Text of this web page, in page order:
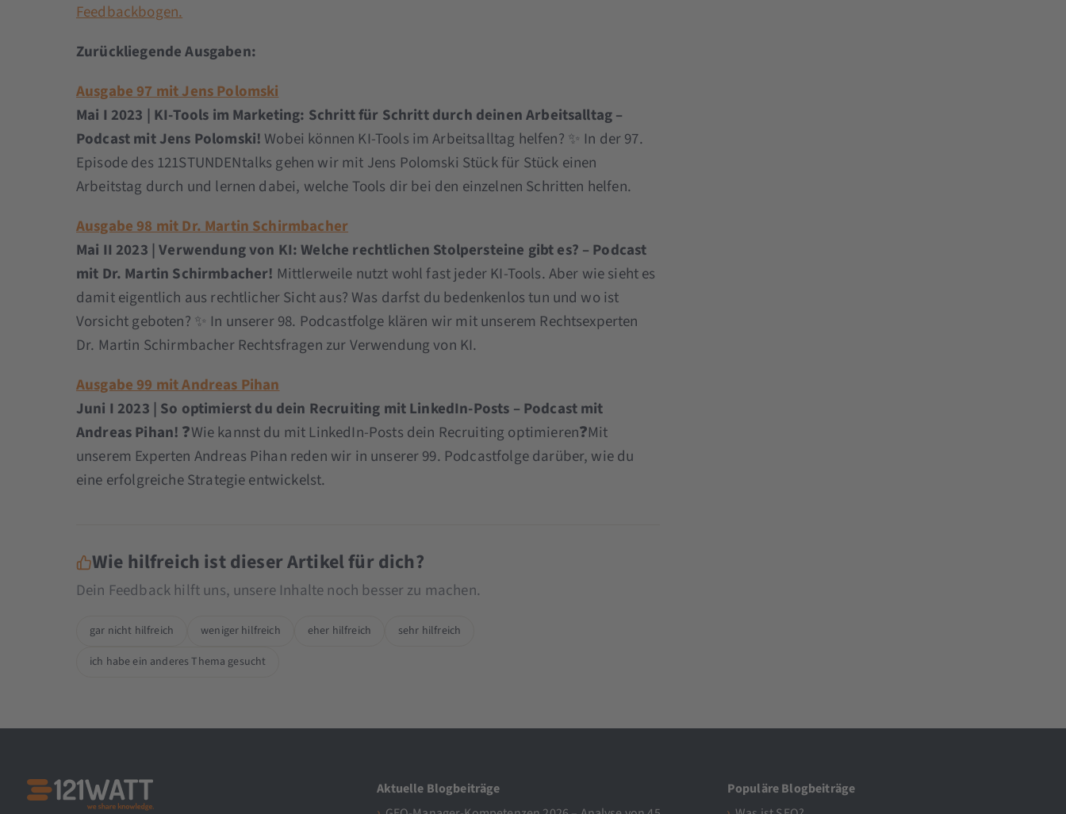
Feedbackbogen.
Zurückliegende Ausgaben:
Ausgabe 97 mit Jens Polomski
Mai I 2023 | KI-Tools im Marketing: Schritt für Schritt durch deinen Arbeitsalltag –
Podcast mit Jens Polomski!Wobei können KI-Tools im Arbeitsalltag helfen? ✨ In der 97.
Episode des 121STUNDENtalks gehen wir mit Jens Polomski Stück für Stück einen
Arbeitstag durch und lernen dabei, welche Tools dir bei den einzelnen Schritten helfen.
Ausgabe 98 mit Dr. Martin Schirmbacher
Mai II 2023 | Verwendung von KI: Welche rechtlichen Stolpersteine gibt es? – Podcast
mit Dr. Martin Schirmbacher! Mittlerweile nutzt wohl fast jeder KI-Tools. Aber wie sieht es
damit eigentlich aus rechtlicher Sicht aus? Was darfst du bedenkenlos tun und wo ist
Vorsicht geboten? ✨ In unserer 98. Podcastfolge klären wir mit unserem Rechtsexperten
Dr. Martin Schirmbacher Rechtsfragen zur Verwendung von KI.
Ausgabe 99 mit Andreas Pihan
Juni I 2023 | So optimierst du dein Recruiting mit LinkedIn-Posts – Podcast mit
Andreas Pihan! ❓Wie kannst du mit LinkedIn-Posts dein Recruiting optimieren❓Mit
unserem Experten Andreas Pihan reden wir in unserer 99. Podcastfolge darüber, wie du
eine erfolgreiche Strategie entwickelst.
Wie hilfreich ist dieser Artikel für dich?
Dein Feedback hilft uns, unsere Inhalte noch besser zu machen.
gar nicht hilfreich weniger hilfreich eher hilfreich
sehr hilfreich
ich habe ein anderes Thema gesucht
Aktuelle Blogbeiträge
Populäre Blogbeiträge